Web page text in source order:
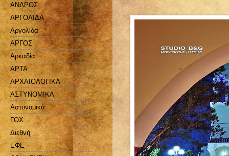
ΑΝΔΡΟΣ
ΑΡΓΟΛΙΔΑ
Αργολίδα
ΑΡΓΟΣ
Αρκαδία
ΑΡΤΑ
ΑΡΧΑΙΟΛΟΓΙΚΑ
ΑΣΤΥΝΟΜΙΚΑ
Αστυνομικά
ΓΟΧ
Διεθνή
ΕΦΕ